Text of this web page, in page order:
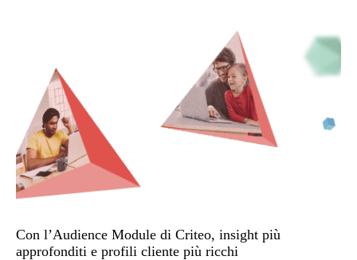
Con l’Audience Module di Criteo, insight più
approfonditi e profili cliente più ricchi